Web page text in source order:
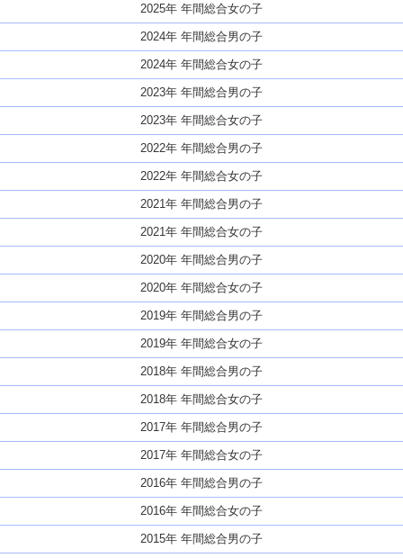
2025年 年間総合女の子
2024年 年間総合男の子
2024年 年間総合女の子
2023年 年間総合男の子
2023年 年間総合女の子
2022年 年間総合男の子
2022年 年間総合女の子
2021年 年間総合男の子
2021年 年間総合女の子
2020年 年間総合男の子
2020年 年間総合女の子
2019年 年間総合男の子
2019年 年間総合女の子
2018年 年間総合男の子
2018年 年間総合女の子
2017年 年間総合男の子
2017年 年間総合女の子
2016年 年間総合男の子
2016年 年間総合女の子
2015年 年間総合男の子